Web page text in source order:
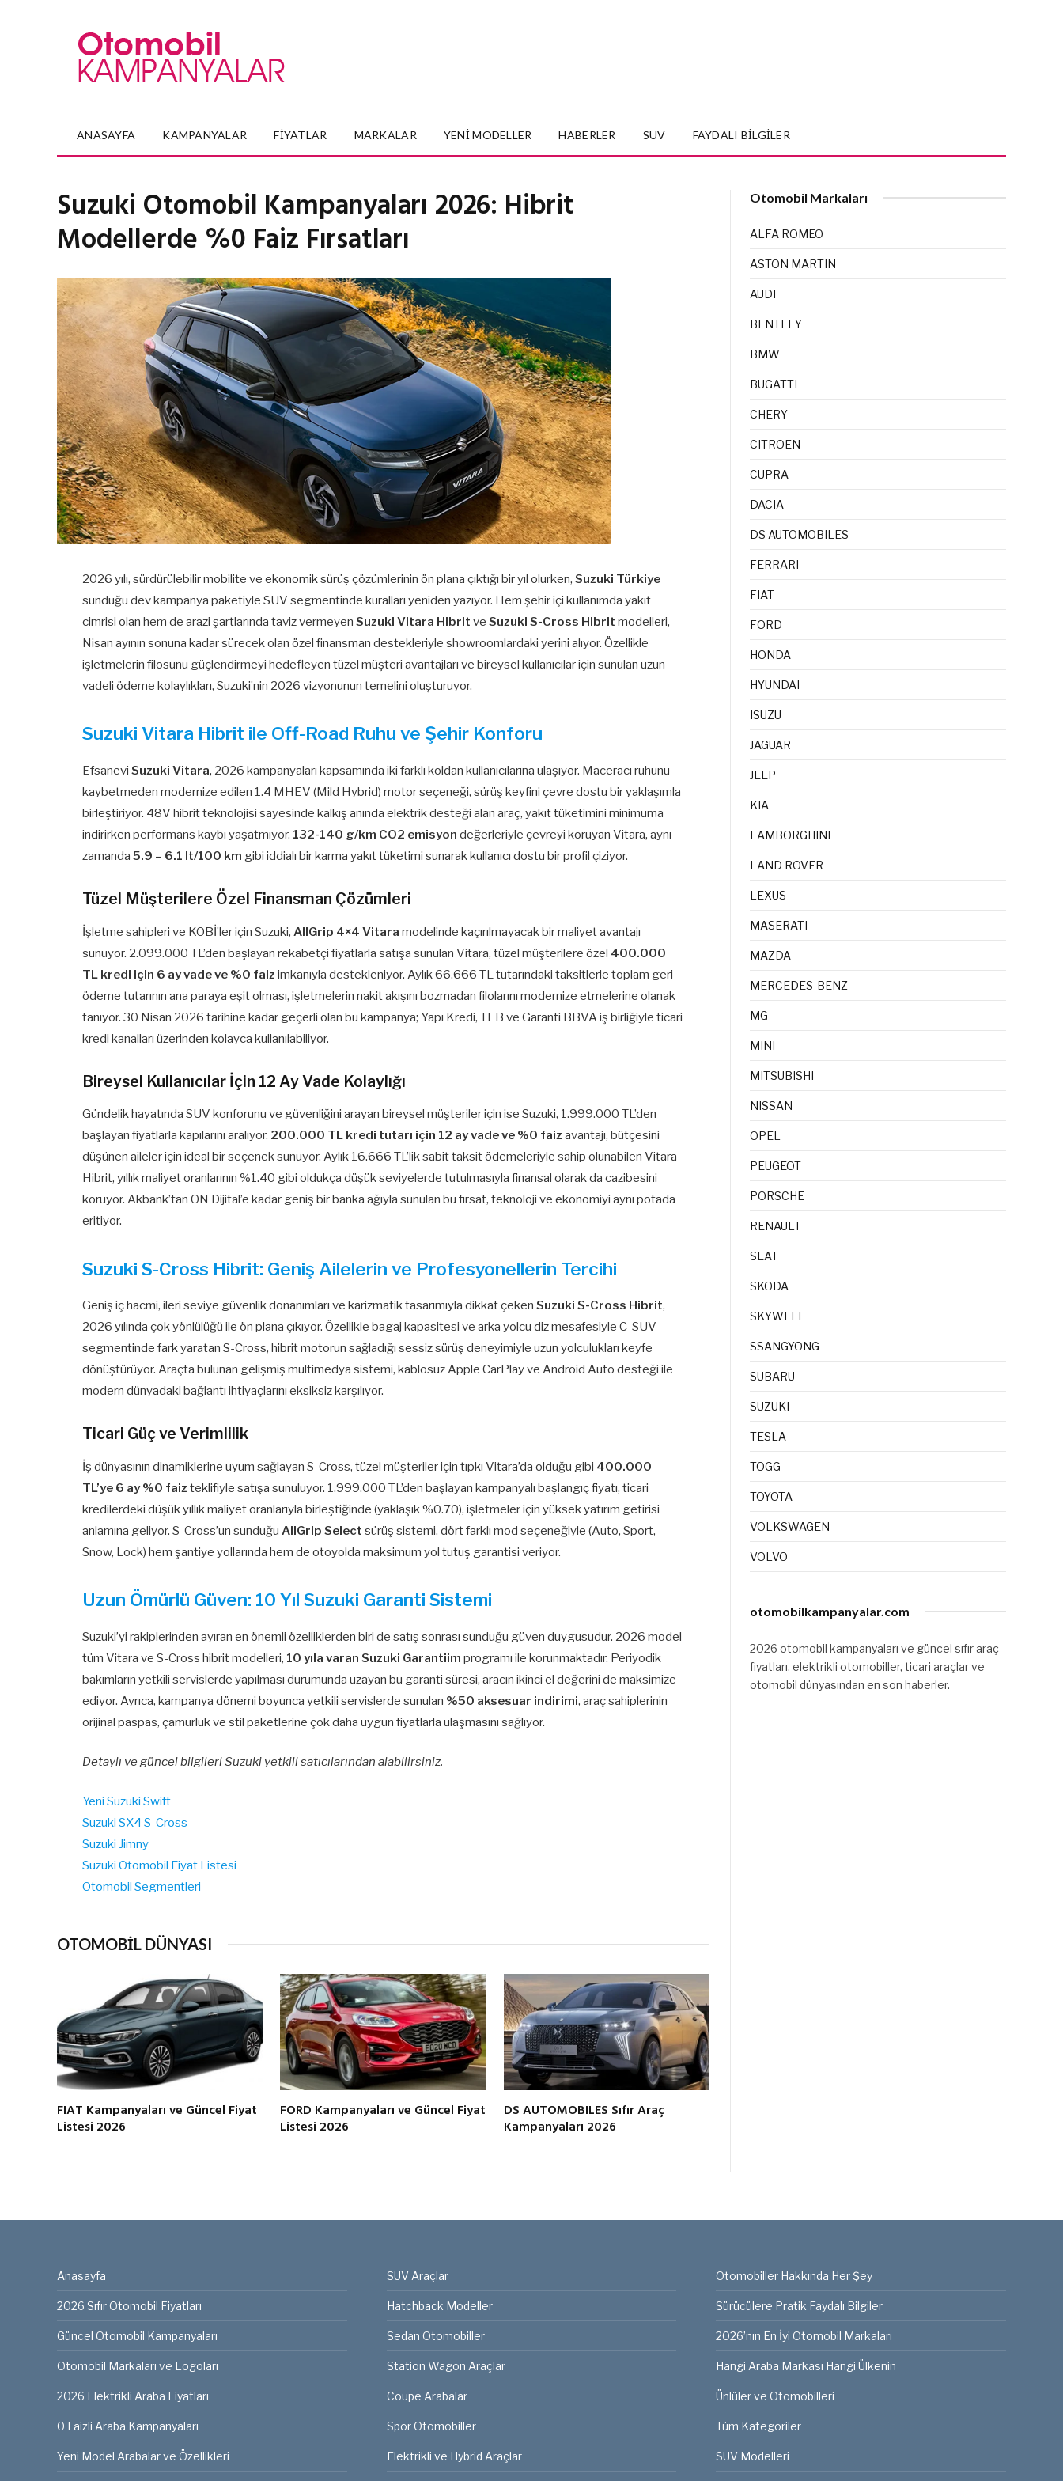
ANASAYFA KAMPANYALAR FIYATLAR MARKALAR YENI MODELLER HABERLER SUV FAYDALI BILGILER
Suzuki Otomobil Kampanyaları 2026: Hibrit
Modellerde %0 Faiz Fırsatları
2026 yılı, sürdürülebilir mobilite ve ekonomik sürüş çözümlerinin ön plana çıktığı bir yıl olurken,Suzuki Türkiye
sunduğu dev kampanya paketiyle SUV segmentinde kuralları yeniden yazıyor. Hem şehir içi kullanımda yakıt
cimrisi olan hem de arazi şartlarında taviz vermeyenSuzuki Vitara Hibrit veSuzuki S-Cross Hibrit modelleri,
Nisan ayının sonuna kadar sürecek olan özel finansman destekleriyle showroomlardaki yerini alıyor. Özellikle
işletmelerin filosunu güçlendirmeyi hedefleyen tüzel müşteri avantajları ve bireysel kullanıcılar için sunulan uzun
vadeli ödeme kolaylıkları, Suzuki’nin 2026 vizyonunun temelini oluşturuyor.
Suzuki Vitara Hibrit ile Off-Road Ruhu ve Şehir Konforu
EfsaneviSuzuki Vitara, 2026 kampanyaları kapsamında iki farklı koldan kullanıcılarına ulaşıyor. Maceracı ruhunu
kaybetmeden modernize edilen 1.4 MHEV (Mild Hybrid) motor seçeneği, sürüş keyfini çevre dostu bir yaklaşımla
birleştiriyor. 48V hibrit teknolojisi sayesinde kalkış anında elektrik desteği alan araç, yakıt tüketimini minimuma
indirirken performans kaybı yaşatmıyor. 132-140 g/km CO2 emisyon değerleriyle çevreyi koruyan Vitara, aynı
zamanda5.9 – 6.1 lt/100 km gibi iddialı bir karma yakıt tüketimi sunarak kullanıcı dostu bir profil çiziyor.
Tüzel Müşterilere Özel Finansman Çözümleri
İşletme sahipleri ve KOBİ’ler için Suzuki,AllGrip 4×4 Vitara modelinde kaçırılmayacak bir maliyet avantajı
sunuyor. 2.099.000 TL’den başlayan rekabetçi fiyatlarla satışa sunulan Vitara, tüzel müşterilere özel 400.000
TL kredi için 6 ay vade ve %0 faiz imkanıyla destekleniyor. Aylık 66.666 TL tutarındaki taksitlerle toplam geri
ödeme tutarının ana paraya eşit olması, işletmelerin nakit akışını bozmadan filolarını modernize etmelerine olanak
tanıyor. 30 Nisan 2026 tarihine kadar geçerli olan bu kampanya; Yapı Kredi, TEB ve Garanti BBVA iş birliğiyle ticari
kredi kanalları üzerinden kolayca kullanılabiliyor.
Bireysel Kullanıcılar İçin 12 Ay Vade Kolaylığı
Gündelik hayatında SUV konforunu ve güvenliğini arayan bireysel müşteriler için ise Suzuki, 1.999.000 TL’den
başlayan fiyatlarla kapılarını aralıyor. 200.000 TL kredi tutarı için 12 ay vade ve %0 faiz avantajı, bütçesini
düşünen aileler için ideal bir seçenek sunuyor. Aylık 16.666 TL’lik sabit taksit ödemeleriyle sahip olunabilen Vitara
Hibrit, yıllık maliyet oranlarının %1.40 gibi oldukça düşük seviyelerde tutulmasıyla finansal olarak da cazibesini
koruyor. Akbank’tan ON Dijital’e kadar geniş bir banka ağıyla sunulan bu fırsat, teknoloji ve ekonomiyi aynı potada
eritiyor.
Suzuki S-Cross Hibrit: Geniş Ailelerin ve Profesyonellerin Tercihi
Geniş iç hacmi, ileri seviye güvenlik donanımları ve karizmatik tasarımıyla dikkat çekenSuzuki S-Cross Hibrit,
2026 yılında çok yönlülüğü ile ön plana çıkıyor. Özellikle bagaj kapasitesi ve arka yolcu diz mesafesiyle C-SUV
segmentinde fark yaratan S-Cross, hibrit motorun sağladığı sessiz sürüş deneyimiyle uzun yolculukları keyfe
dönüştürüyor. Araçta bulunan gelişmiş multimedya sistemi, kablosuz Apple CarPlay ve Android Auto desteği ile
modern dünyadaki bağlantı ihtiyaçlarını eksiksiz karşılıyor.
Ticari Güç ve Verimlilik
İş dünyasının dinamiklerine uyum sağlayan S-Cross, tüzel müşteriler için tıpkı Vitara’da olduğu gibi 400.000
TL’ye 6 ay %0 faiz teklifiyle satışa sunuluyor. 1.999.000 TL’den başlayan kampanyalı başlangıç fiyatı, ticari
kredilerdeki düşük yıllık maliyet oranlarıyla birleştiğinde (yaklaşık %0.70), işletmeler için yüksek yatırım getirisi
anlamına geliyor. S-Cross’un sunduğuAllGrip Select sürüş sistemi, dört farklı mod seçeneğiyle (Auto, Sport,
Snow, Lock) hem şantiye yollarında hem de otoyolda maksimum yol tutuş garantisi veriyor.
Uzun Ömürlü Güven: 10 Yıl Suzuki Garanti Sistemi
Suzuki’yi rakiplerinden ayıran en önemli özelliklerden biri de satış sonrası sunduğu güven duygusudur. 2026 model
tüm Vitara ve S-Cross hibrit modelleri, 10 yıla varan Suzuki Garantiim programı ile korunmaktadır. Periyodik
bakımların yetkili servislerde yapılması durumunda uzayan bu garanti süresi, aracın ikinci el değerini de maksimize
ediyor. Ayrıca, kampanya dönemi boyunca yetkili servislerde sunulan %50 aksesuar indirimi, araç sahiplerinin
orijinal paspas, çamurluk ve stil paketlerine çok daha uygun fiyatlarla ulaşmasını sağlıyor.
Detaylı ve güncel bilgileri Suzuki yetkili satıcılarından alabilirsiniz.
Yeni Suzuki Swift
Suzuki SX4 S-Cross
Suzuki Jimny
Suzuki Otomobil Fiyat Listesi
Otomobil Segmentleri
OTOMOBİL DÜNYASI
FIAT Kampanyaları ve Güncel Fiyat
Listesi 2026
FORD Kampanyaları ve Güncel Fiyat
Listesi 2026
DS AUTOMOBILES Sıfır Araç
Kampanyaları 2026
Otomobil Markaları
ALFA ROMEO
ASTON MARTIN
AUDI
BENTLEY
BMW
BUGATTI
CHERY
CITROEN
CUPRA
DACIA
DS AUTOMOBILES
FERRARI
FIAT
FORD
HONDA
HYUNDAI
ISUZU
JAGUAR
JEEP
KIA
LAMBORGHINI
LAND ROVER
LEXUS
MASERATI
MAZDA
MERCEDES-BENZ
MG
MINI
MITSUBISHI
NISSAN
OPEL
PEUGEOT
PORSCHE
RENAULT
SEAT
SKODA
SKYWELL
SSANGYONG
SUBARU
SUZUKI
TESLA
TOGG
TOYOTA
VOLKSWAGEN
VOLVO
otomobilkampanyalar.com
2026 otomobil kampanyaları ve güncel sıfır araç
fiyatları, elektrikli otomobiller, ticari araçlar ve
otomobil dünyasından en son haberler.
Anasayfa
2026 Sıfır Otomobil Fiyatları
Güncel Otomobil Kampanyaları
Otomobil Markaları ve Logoları
2026 Elektrikli Araba Fiyatları
0 Faizli Araba Kampanyaları
Yeni Model Arabalar ve Özellikleri
SUV Araçlar
Hatchback Modeller
Sedan Otomobiller
Station Wagon Araçlar
Coupe Arabalar
Spor Otomobiller
Elektrikli ve Hybrid Araçlar
Otomobiller Hakkında Her Şey
Sürücülere Pratik Faydalı Bilgiler
2026’nın En İyi Otomobil Markaları
Hangi Araba Markası Hangi Ülkenin
Ünlüler ve Otomobilleri
Tüm Kategoriler
SUV Modelleri